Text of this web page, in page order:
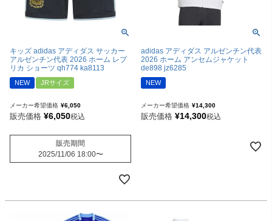
キッズ adidas アディダス サッカー
アルゼンチン代表 2026 ホーム レプ
リカ ショーツ qh774 ka8113
NEW JRサイズ
メーカー希望価格 ¥6,050
販売価格 ¥6,050税込
販売期間
2025/11/06 18:00〜
adidas アディダス アルゼンチン代表
2026 ホーム アンセムジャケット
de898 jz6285
NEW
メーカー希望価格 ¥14,300
販売価格 ¥14,300税込